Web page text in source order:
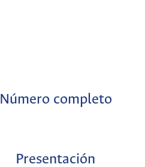
Número completo
Presentación